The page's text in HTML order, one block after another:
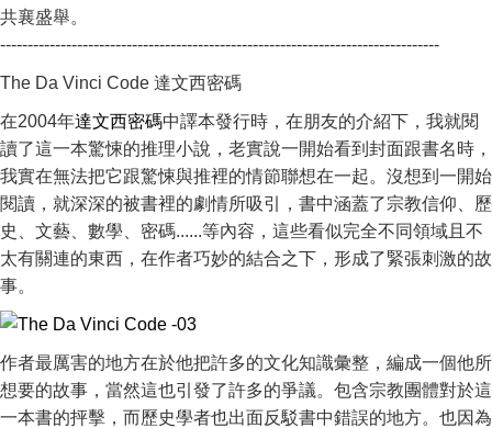
共襄盛舉。
--------------------------------------------------------------------------------
The Da Vinci Code 達文西密碼
在2004年達文西密碼中譯本發行時，在朋友的介紹下，我就閱
讀了這一本驚悚的推理小說，老實說一開始看到封面跟書名時，
我實在無法把它跟驚悚與推裡的情節聯想在一起。沒想到一開始
閱讀，就深深的被書裡的劇情所吸引，書中涵蓋了宗教信仰、歷
史、文藝、數學、密碼......等內容，這些看似完全不同領域且不
太有關連的東西，在作者巧妙的結合之下，形成了緊張刺激的故
事。
作者最厲害的地方在於他把許多的文化知識彙整，編成一個他所
想要的故事，當然這也引發了許多的爭議。包含宗教團體對於這
一本書的抨擊，而歷史學者也出面反駁書中錯誤的地方。也因為